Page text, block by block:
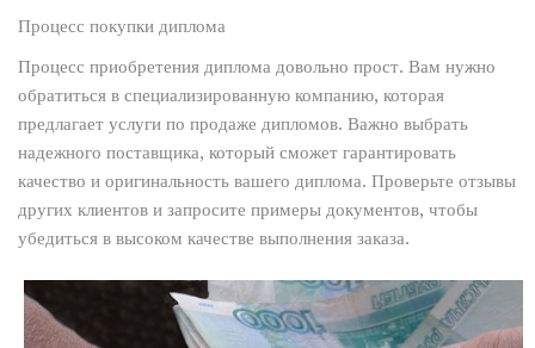
Процесс покупки диплома
Процесс приобретения диплома довольно прост. Вам нужно
обратиться в специализированную компанию, которая
предлагает услуги по продаже дипломов. Важно выбрать
надежного поставщика, который сможет гарантировать
качество и оригинальность вашего диплома. Проверьте отзывы
других клиентов и запросите примеры документов, чтобы
убедиться в высоком качестве выполнения заказа.